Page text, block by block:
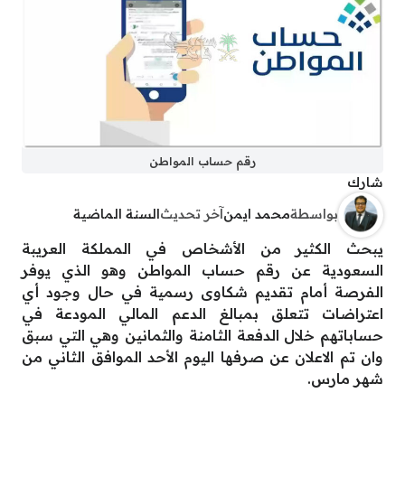
رقم حساب المواطن
شارك
بواسطةمحمد ايمنآخر تحديثالسنة الماضية
يبحث الكثير من الأشخاص في المملكة العريبة
السعودية عن رقم حساب المواطن وهو الذي يوفر
الفرصة أمام تقديم شكاوى رسمية في حال وجود أي
اعتراضات تتعلق بمبالغ الدعم المالي المودعة في
حساباتهم خلال الدفعة الثامنة والثمانين وهي التي سبق
وان تم الاعلان عن صرفها اليوم الأحد الموافق الثاني من
شهر مارس.